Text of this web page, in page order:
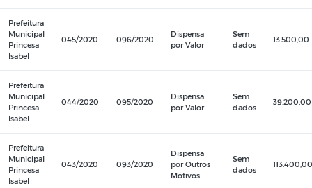
Prefeitura
Municipal
Princesa
Isabel
045/2020 096/2020
Dispensa
por Valor
Sem
dados
13.500,00
Prefeitura
Municipal
Princesa
Isabel
044/2020 095/2020
Dispensa
por Valor
Sem
dados
39.200,00
Prefeitura
Municipal
Princesa
Isabel
043/2020 093/2020
Dispensa
por Outros
Motivos
Sem
dados
113.400,00